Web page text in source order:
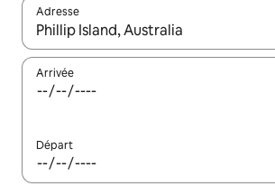
Adresse
Lorsque les résultats s'affichent, utilisez
Arrivée
Départ